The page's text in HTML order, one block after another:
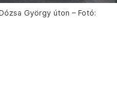
György úton – Fotó: